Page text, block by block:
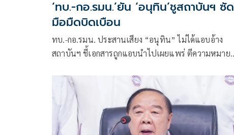
‘ทบ.-กอ.รมน.’ยัน ‘อนุทิน’ชูสถาบันฯ ซัด
มือมืดบิดเบือน
ทบ.-กอ.รมน. ประสานเสียง “อนุทิน” ไม่ได้แอบอ้าง
สถาบันฯ ชี้เอกสารถูกแอบนำไปเผยแพร่ ตีความหมาย
กอ.รมน.